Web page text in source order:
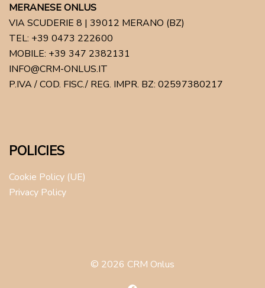
MERANESE ONLUS
VIA SCUDERIE 8 | 39012 MERANO (BZ)
TEL: +39 0473 222600
MOBILE: +39 347 2382131
INFO@CRM-ONLUS.IT
P.IVA / COD. FISC./ REG. IMPR. BZ: 02597380217
POLICIES
Cookie Policy (UE)
Privacy Policy
© 2026 CRM Onlus